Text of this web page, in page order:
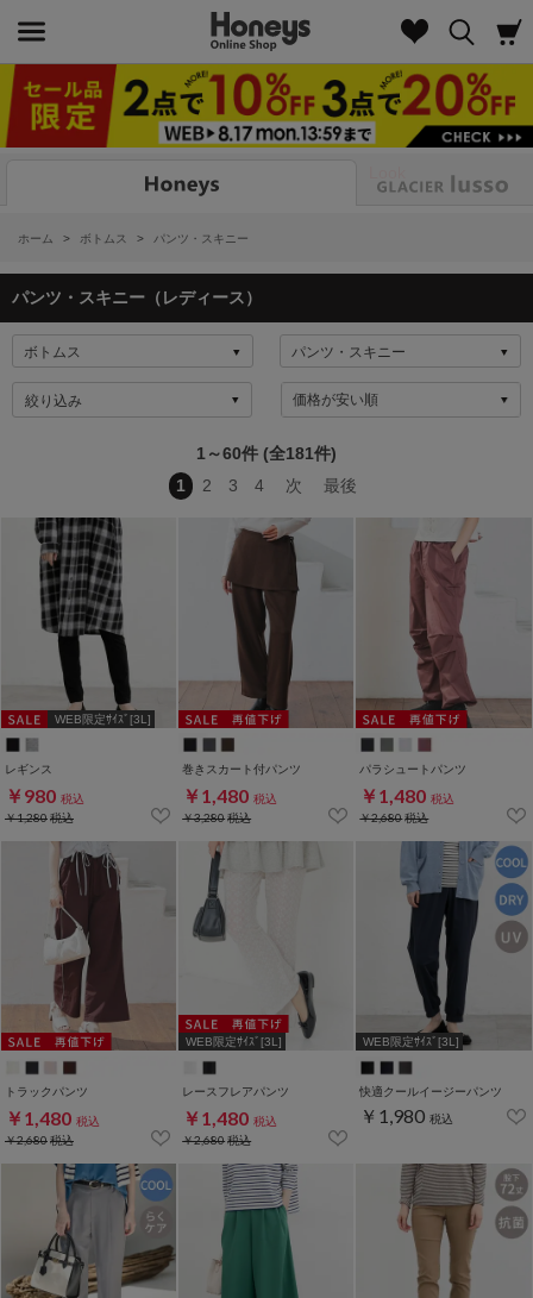
ホーム > ボトムス > パンツ・スキニー
パンツ・スキニー（レディース）
絞り込み
1～60件 (全181件)
1
2 3 4 次 最後
WEB限定ｻｲｽﾞ[3L]
レギンス
￥980 税込
￥1,280税込
巻きスカート付パンツ
￥1,480 税込
￥3,280税込
パラシュートパンツ
￥1,480 税込
￥2,680税込
トラックパンツ
￥1,480 税込
￥2,680税込
WEB限定ｻｲｽﾞ[3L]
レースフレアパンツ
￥1,480 税込
￥2,680税込
WEB限定ｻｲｽﾞ[3L]
快適クールイージーパンツ
￥1,980 税込